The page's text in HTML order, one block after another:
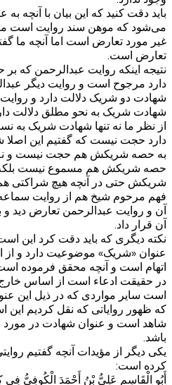
باید دقت کنید که این بیان با آنچه
می‌شود که موهن سند روایت است
غیر مورد تعارض است اما آنچه ما
تعارض است.
نتیجه اینکه روایت عبدالرحمن که
دارد مرجوح است و روایت دیگر
شهادت دو شریک دلالت دارد و
شهادت شریک به نحو مطلق دلالت
از نظر ما نه تنها شهادت شریک به
دارد حجت نیست که گفتیم این اصلا
به حصه شریکش هم حجت نیست و نه
حصه شریکش هم مسموع نیست بلکه
شریکش حتی در آنچه هیچ شراکتی
فهم مرحوم شیخ هم از روایت
آن و روایت عبدالرحمن تعارض دید و
آن قرار داد.
نکته دیگری که باید دقت کرد این
عنوان «شریک» موضوعیت دارد و
اتهام است و آنچه محقق فرموده
در حقیقت ادعاء است از اساس
است سایر مواردی که در ذیل این
که ظهور روایاتی که نقل کردیم
شاهد است و عنوان شهادت در
باشد.
یکی دیگر از مؤیدات آنچه گفتیم
کرده است:
أَبُو الْقَاسِمِ عَلِيُّ بْنُ أَحْمَدَ الْكُوفِيُّ فِي